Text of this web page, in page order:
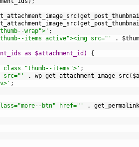
(
(
wrap">' ;
items active"><img src="' .
as $attachment_id) {
class="thumb--items">' ;
src="' . wp_get_attachment_image_src(
;
btn" href="' . get_permalink